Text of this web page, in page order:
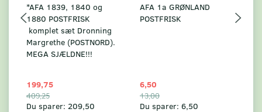
*AFA 1839, 1840 og
1880 POSTFRISK
komplet sæt Dronning
Margrethe (POSTNORD).
MEGA SJÆLDNE!!!
199,75
409,25
Du sparer: 209,50
AFA 1a GRØNLAND
POSTFRISK
6,50
13,00
Du sparer: 6,50